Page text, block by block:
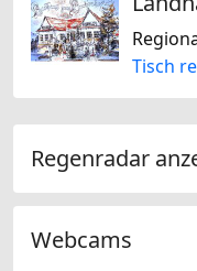
Tisch
Regenradar
Webcams